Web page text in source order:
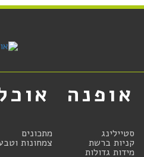
אופנה
סטיילינג
קניות ברשת
מידות גדולות
מתכונים
צמחונות